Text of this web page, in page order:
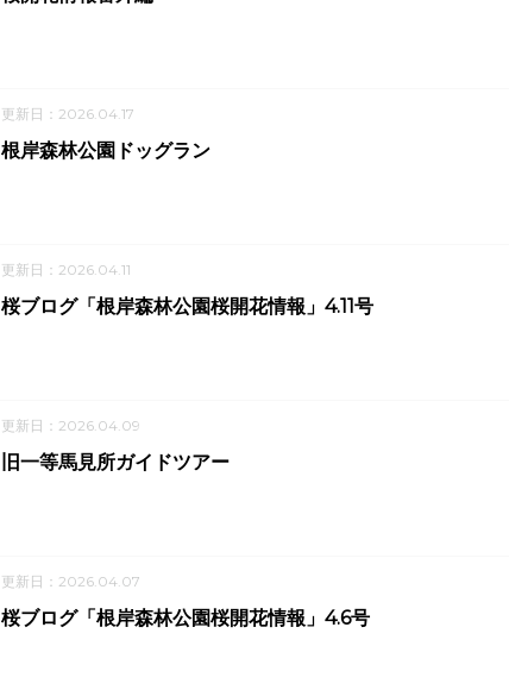
更新日：2026.04.17
根岸森林公園ドッグラン
更新日：2026.04.11
桜ブログ「根岸森林公園桜開花情報」4.11号
更新日：2026.04.09
旧一等馬見所ガイドツアー
更新日：2026.04.07
桜ブログ「根岸森林公園桜開花情報」4.6号